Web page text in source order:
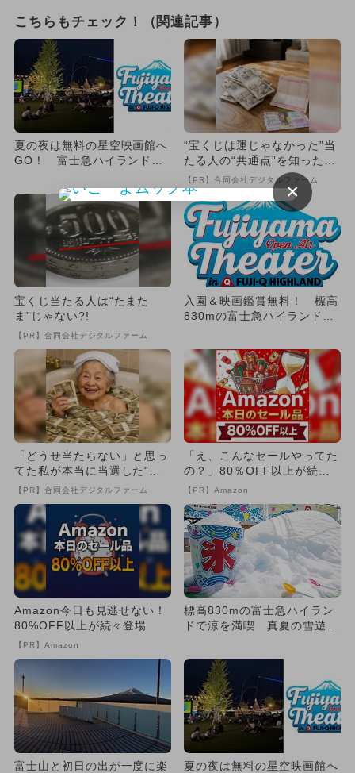
こちらもチェック！（関連記事）
夏の夜は無料の星空映画館へ
GO！ 富士急ハイランドの
“宝くじは運じゃなかった”当
たる人の“共通点”を知っただ
け
【PR】合同会社デジタルファーム
宝くじ当たる人は“たまた
ま”じゃない?!
【PR】合同会社デジタルファーム
入園＆映画鑑賞無料！ 標高
830mの富士急ハイランドで
「どうせ当たらない」と思っ
てた私が本当に当選した“買
い方”がこれ
【PR】合同会社デジタルファーム
「え、こんなセールやってた
の？」80％OFF以上が続々
登場！Amazonの本気が...
【PR】Amazon
Amazon今日も見逃せない！
80%OFF以上が続々登場
【PR】Amazon
標高830mの富士急ハイラン
ドで涼を満喫 真夏の雪遊び
大...
富士山と初日の出が一度に楽
夏の夜は無料の星空映画館へ
×